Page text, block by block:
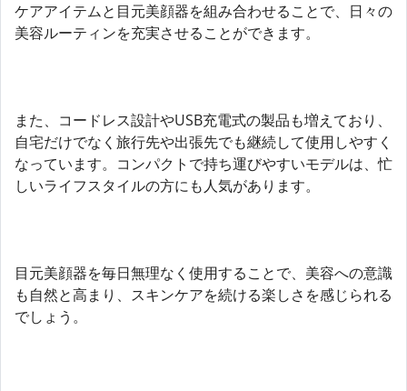
ケアアイテムと目元美顔器を組み合わせることで、日々の
美容ルーティンを充実させることができます。
また、コードレス設計やUSB充電式の製品も増えており、
自宅だけでなく旅行先や出張先でも継続して使用しやすく
なっています。コンパクトで持ち運びやすいモデルは、忙
しいライフスタイルの方にも人気があります。
目元美顔器を毎日無理なく使用することで、美容への意識
も自然と高まり、スキンケアを続ける楽しさを感じられる
でしょう。